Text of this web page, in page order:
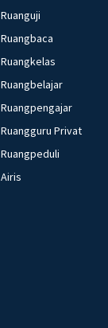
Ruanguji
Ruangbaca
Ruangkelas
Ruangbelajar
Ruangpengajar
Ruangguru Privat
Ruangpeduli
Airis